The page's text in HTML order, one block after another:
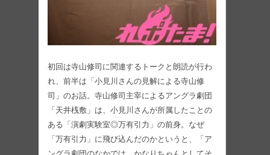
初回は寺山修司に関連するトークと朗読が行わ
れ、前半は「小見川さんの見解による寺山修
司」のお話。寺山修司主宰によるアングラ劇団
「天井桟敷」は、小見川さんが所属したことの
ある「演劇実験室◎万有引力」の前身。なぜ
「万有引力」に飛び込んだのかというと、「ア